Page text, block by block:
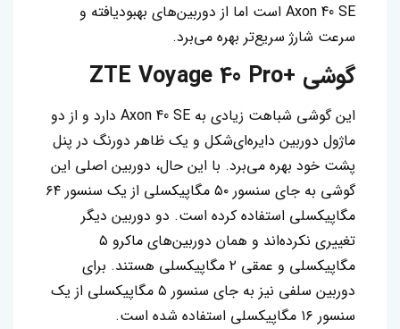
Axon 40 SE است اما از دوربین‌های بهبودیافته و
سرعت شارژ سریع‌تر بهره می‌برد.
گوشی +ZTE Voyage 40 Pro
این گوشی شباهت زیادی به Axon 40 SE دارد و از دو
ماژول دوربین دایره‌ای‌شکل و یک ظاهر دورنگ در پنل
پشت خود بهره می‌برد. با این‌ حال، دوربین اصلی این
گوشی به جای سنسور ۵۰ مگاپیکسلی از یک سنسور ۶۴
مگاپیکسلی استفاده کرده است. دو دوربین دیگر
تغییری نکرده‌اند و همان ‌دوربین‌‌های ماکرو ۵
مگاپیکسلی و عمقی ۲ مگاپیکسلی هستند. برای
دوربین سلفی نیز به جای سنسور ۵ مگاپیکسلی از یک
سنسور ۱۶ مگاپیکسلی استفاده شده است.